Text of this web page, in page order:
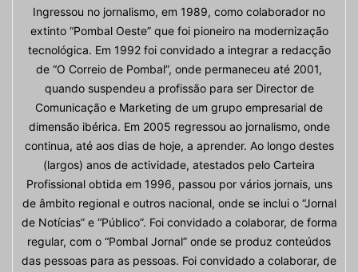
Ingressou no jornalismo, em 1989, como colaborador no
extinto “Pombal Oeste” que foi pioneiro na modernização
tecnológica. Em 1992 foi convidado a integrar a redacção
de “O Correio de Pombal”, onde permaneceu até 2001,
quando suspendeu a profissão para ser Director de
Comunicação e Marketing de um grupo empresarial de
dimensão ibérica. Em 2005 regressou ao jornalismo, onde
continua, até aos dias de hoje, a aprender. Ao longo destes
(largos) anos de actividade, atestados pelo Carteira
Profissional obtida em 1996, passou por vários jornais, uns
de âmbito regional e outros nacional, onde se inclui o “Jornal
de Notícias” e “Público”. Foi convidado a colaborar, de forma
regular, com o “Pombal Jornal” onde se produz conteúdos
das pessoas para as pessoas. Foi convidado a colaborar, de